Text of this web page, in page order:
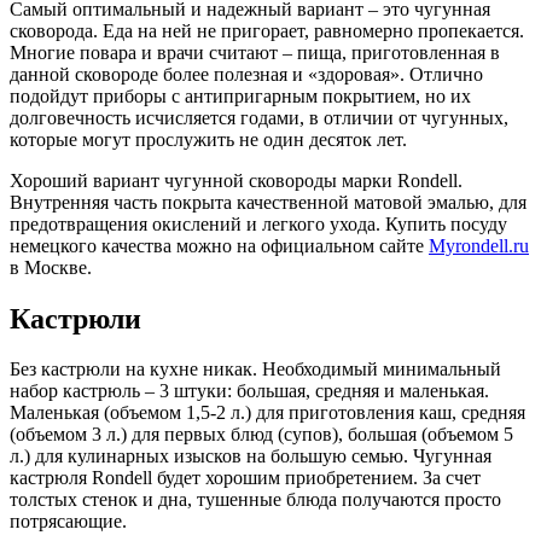
Самый оптимальный и надежный вариант – это чугунная
сковорода. Еда на ней не пригорает, равномерно пропекается.
Многие повара и врачи считают – пища, приготовленная в
данной сковороде более полезная и «здоровая». Отлично
подойдут приборы с антипригарным покрытием, но их
долговечность исчисляется годами, в отличии от чугунных,
которые могут прослужить не один десяток лет.
Хороший вариант чугунной сковороды марки Rondell.
Внутренняя часть покрыта качественной матовой эмалью, для
предотвращения окислений и легкого ухода. Купить посуду
немецкого качества можно на официальном сайте Myrondell.ru
в Москве.
Кастрюли
Без кастрюли на кухне никак. Необходимый минимальный
набор кастрюль – 3 штуки: большая, средняя и маленькая.
Маленькая (объемом 1,5-2 л.) для приготовления каш, средняя
(объемом 3 л.) для первых блюд (супов), большая (объемом 5
л.) для кулинарных изысков на большую семью. Чугунная
кастрюля Rondell будет хорошим приобретением. За счет
толстых стенок и дна, тушенные блюда получаются просто
потрясающие.